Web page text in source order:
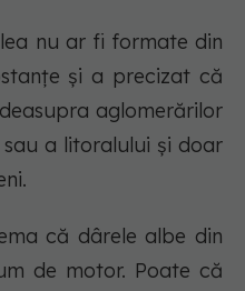
nu ar fi formate din
și a precizat că
aglomerărilor
a litoralului și doar
că dârele albe din
de motor. Poate că